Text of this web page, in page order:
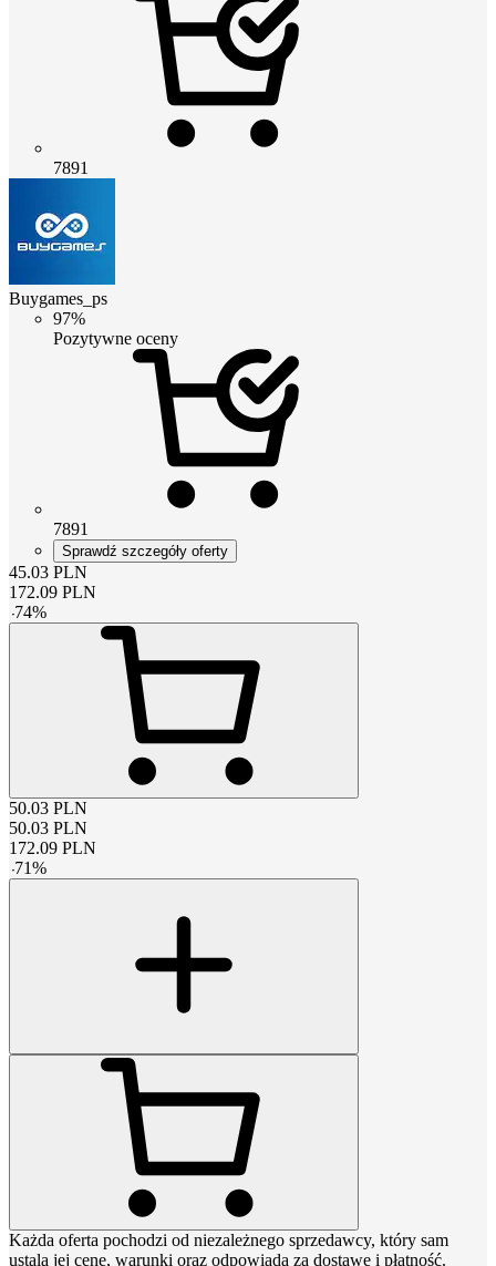
7891
Buygames_ps
97%
Pozytywne oceny
7891
Sprawdź szczegóły oferty
45.03 PLN
172.09 PLN
-74%
50.03 PLN
50.03 PLN
172.09 PLN
-71%
Każda oferta pochodzi od niezależnego sprzedawcy, który sam
ustala jej cenę, warunki oraz odpowiada za dostawę i płatność.